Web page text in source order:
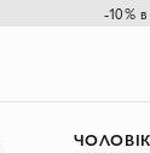
-10%